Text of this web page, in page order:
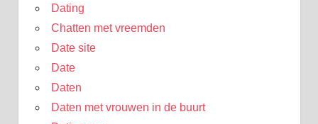
Dating
Chatten met vreemden
Date site
Date
Daten
Daten met vrouwen in de buurt